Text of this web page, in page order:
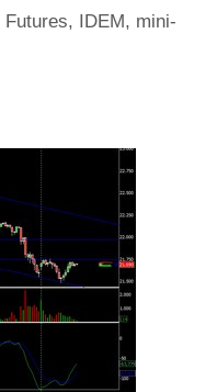
Futures, IDEM, mini-